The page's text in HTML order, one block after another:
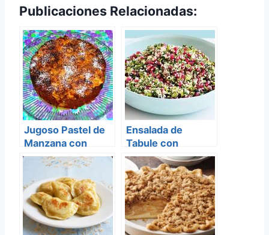
Publicaciones Relacionadas:
Jugoso Pastel de
Manzana con
Almendras
Ensalada de
Tabule con
Granada